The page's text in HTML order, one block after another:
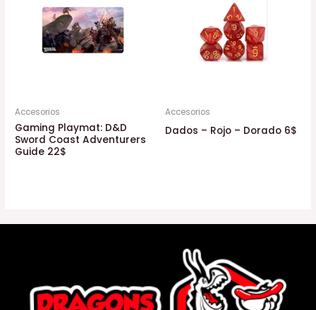
Accesorios
Gaming Playmat: D&D
Sword Coast Adventurers
Guide 22$
Accesorios
Dados – Rojo – Dorado 6$